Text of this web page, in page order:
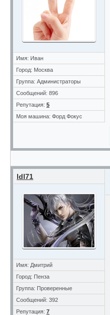
Имя: Иван
Город: Москва
Группа: Администраторы
Сообщений: 896
Репутация: 5
Моя машина: Форд Фокус
ldl71
Имя: Дмитрий
Город: Пенза
Группа: Проверенные
Сообщений: 392
Репутация: 7